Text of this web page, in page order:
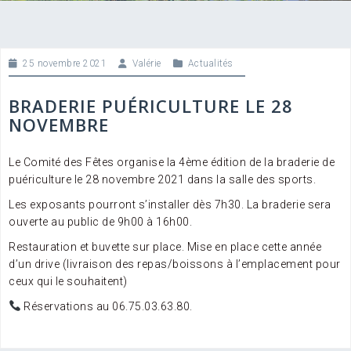
25 novembre 2021 Valérie Actualités
BRADERIE PUÉRICULTURE LE 28
NOVEMBRE
Le Comité des Fêtes organise la 4ème édition de la braderie de
puériculture le 28 novembre 2021 dans la salle des sports.
Les exposants pourront s’installer dès 7h30. La braderie sera
ouverte au public de 9h00 à 16h00.
Restauration et buvette sur place. Mise en place cette année
d’un drive (livraison des repas/boissons à l’emplacement pour
ceux qui le souhaitent)
Réservations au 06.75.03.63.80.